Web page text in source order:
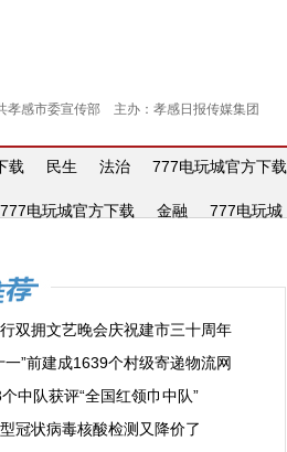
孝感市委宣传部 主办：孝感日报传媒集团
载 民生 法治
777电玩城官方下载
777电玩城官方下载 金融
777电玩城
双拥文艺晚会庆祝建市三十周年
一”前建成1639个村级寄递物流网
中队获评“全国红领巾中队”
冠状病毒核酸检测又降价了